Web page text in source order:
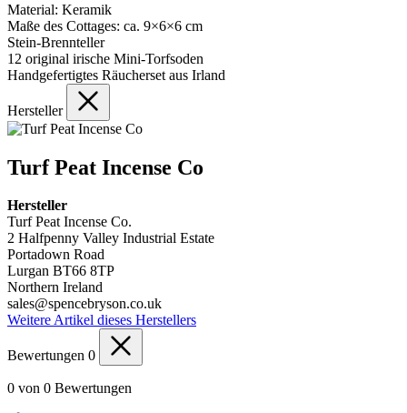
Material: Keramik
Maße des Cottages: ca. 9×6×6 cm
Stein-Brennteller
12 original irische Mini-Torfsoden
Handgefertigtes Räucherset aus Irland
Hersteller
Turf Peat Incense Co
Hersteller
Turf Peat Incense Co.
2 Halfpenny Valley Industrial Estate
Portadown Road
Lurgan BT66 8TP
Northern Ireland
sales@spencebryson.co.uk
Weitere Artikel dieses Herstellers
Bewertungen 0
0 von 0 Bewertungen